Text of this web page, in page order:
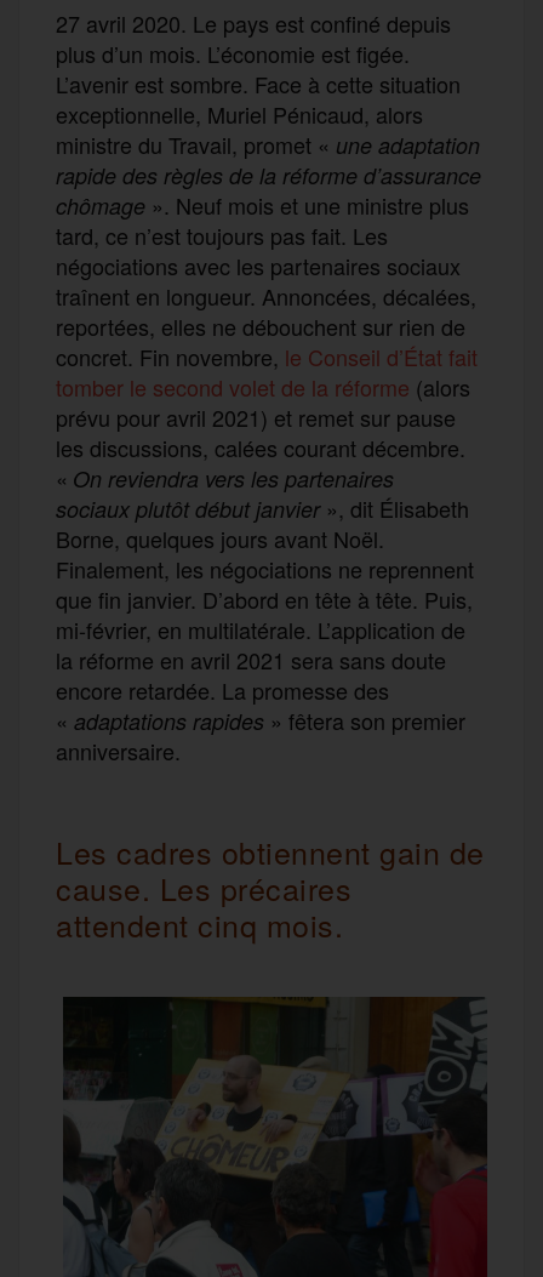
27 avril 2020. Le pays est confiné depuis
plus d’un mois. L’économie est figée.
L’avenir est sombre. Face à cette situation
exceptionnelle, Muriel Pénicaud, alors
ministre du Travail, promet « une adaptation
rapide des règles de la réforme d’assurance
chômage ». Neuf mois et une ministre plus
tard, ce n’est toujours pas fait. Les
négociations avec les partenaires sociaux
traînent en longueur. Annoncées, décalées,
reportées, elles ne débouchent sur rien de
concret. Fin novembre, le Conseil d’État fait
tomber le second volet de la réforme (alors
prévu pour avril 2021) et remet sur pause
les discussions, calées courant décembre.
« On reviendra vers les partenaires
sociaux plutôt début janvier », dit Élisabeth
Borne, quelques jours avant Noël.
Finalement, les négociations ne reprennent
que fin janvier. D’abord en tête à tête. Puis,
mi-février, en multilatérale. L’application de
la réforme en avril 2021 sera sans doute
encore retardée. La promesse des
« adaptations rapides » fêtera son premier
anniversaire.
Les cadres obtiennent gain de
cause. Les précaires
attendent cinq mois.